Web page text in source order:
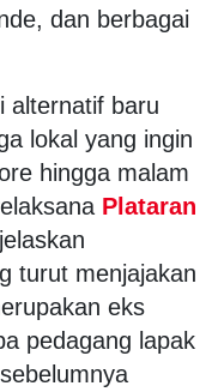
dan berbagai
alternatif baru
lokal yang ingin
hingga malam
Plataran
turut menjajakan
eks
pedagang lapak